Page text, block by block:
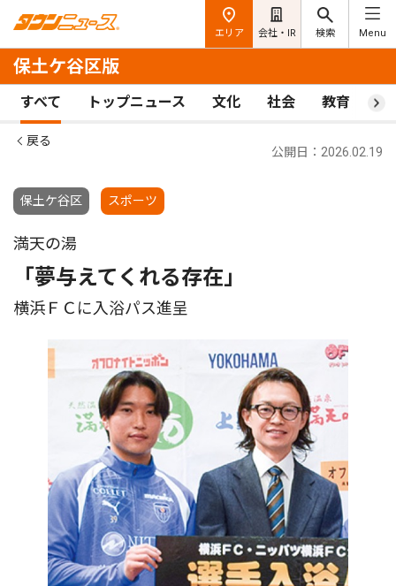
エリア 会社・IR 検索 Menu
保土ケ谷区版
すべて トップニュース 文化 社会 教育 ス
戻る
保土ケ谷区 スポーツ
公開日：2026.02.19
満天の湯
「夢与えてくれる存在」
横浜ＦＣに入浴パス進呈